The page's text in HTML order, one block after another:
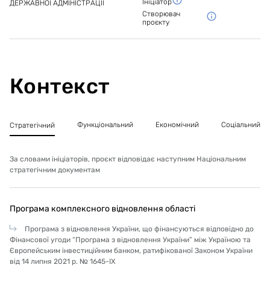
ДЕРЖАВНОЇ АДМІНІСТРАЦІЇ
Створювач
проєкту
Контекст
Стратегічний Функціональний Економічний Соціальний
За словами ініціаторів, проєкт відповідає наступним Національним
стратегічним документам
Програма комплексного відновлення області
Програма з відновлення України, що фінансуються відповідно до
Фінансової угоди “Програма з відновлення України” між Україною та
Європейським інвестиційним банком, ратифікованої Законом України
від 14 липня 2021 р. № 1645-IX